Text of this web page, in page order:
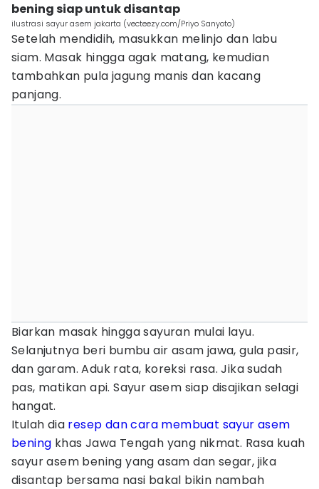
bening siap untuk disantap
ilustrasi sayur asem jakarta (vecteezy.com/Priyo Sanyoto)
Setelah mendidih, masukkan melinjo dan labu
siam. Masak hingga agak matang, kemudian
tambahkan pula jagung manis dan kacang
panjang.
Biarkan masak hingga sayuran mulai layu.
Selanjutnya beri bumbu air asam jawa, gula pasir,
dan garam. Aduk rata, koreksi rasa. Jika sudah
pas, matikan api. Sayur asem siap disajikan selagi
hangat.
Itulah dia resep dan cara membuat sayur asem
bening khas Jawa Tengah yang nikmat. Rasa kuah
sayur asem bening yang asam dan segar, jika
disantap bersama nasi bakal bikin nambah